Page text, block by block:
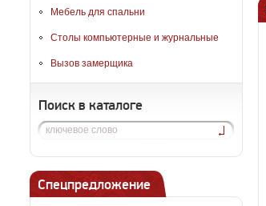
Мебель для спальни
Столы компьютерные и журнальные
Вызов замерщика
Поиск в каталоге
Спецпредложение